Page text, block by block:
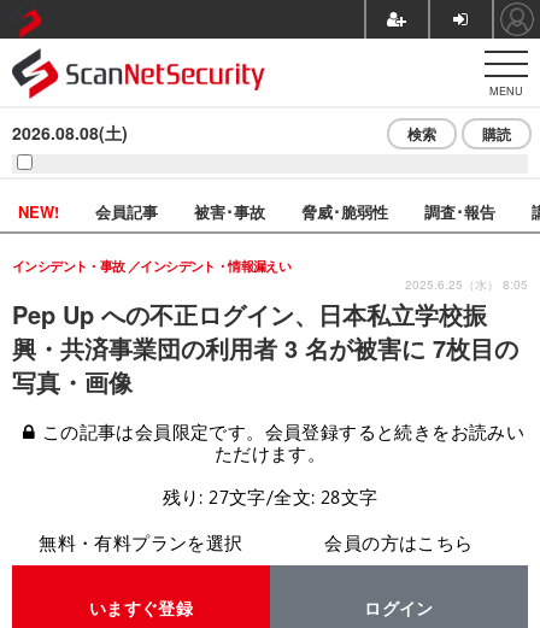
MENU
2026.08.08(土) 検索 購読
NEW! 会員記事 被害･事故 脅威･脆弱性 調査･報告
Pep Up への不正ログイン、日本私立学校振
興・共済事業団の利用者 3 名が被害に 7枚目の
写真・画像
インシデント・事故 インシデント・情報漏えい
2025.6.25（水） 8:05
この記事は会員限定です。会員登録すると続きをお読みい
ただけます。
残り: 27文字/全文: 28文字
無料・有料プランを選択
いますぐ登録
会員の方はこちら
ログイン